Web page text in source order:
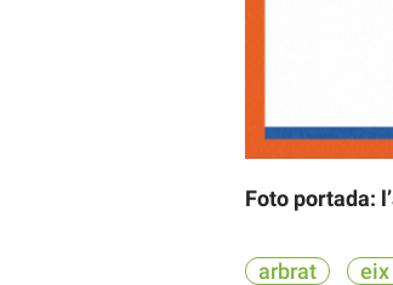
Foto portada:
arbrat